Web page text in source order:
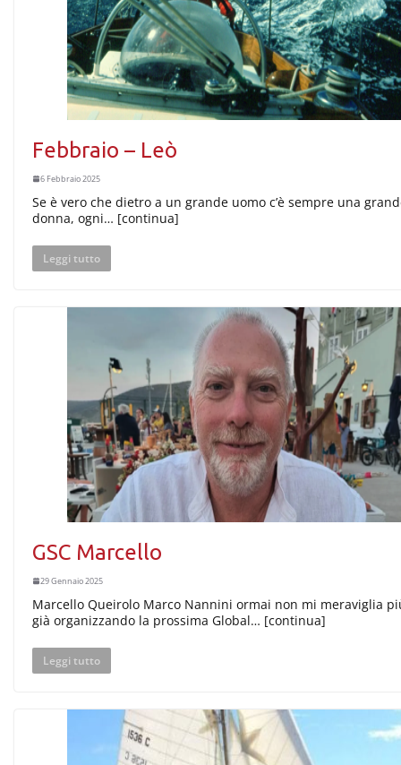
Febbraio – Leò
6 Febbraio 2025
Se è vero che dietro a un grande uomo c’è sempre una
donna, ogni… [continua]
Leggi tutto
GSC Marcello
29 Gennaio 2025
Marcello Queirolo Marco Nannini ormai non mi meraviglia
già organizzando la prossima Global… [continua]
Leggi tutto